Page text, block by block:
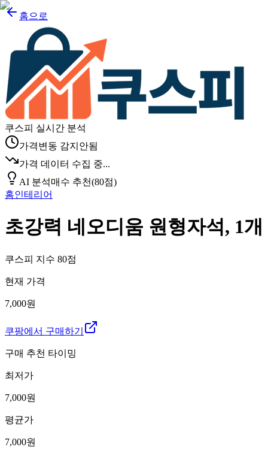
홈으로
쿠스피 실시간 분석
가격변동 감지안됨
가격 데이터 수집 중...
AI 분석매수 추천(80점)
홈인테리어
초강력 네오디움 원형자석, 1개
쿠스피 지수 80점
현재 가격
7,000원
쿠팡에서 구매하기
구매 추천 타이밍
최저가
7,000원
평균가
7,000원